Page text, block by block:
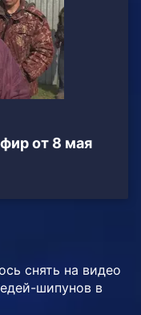
от 8 мая
снять на видео
шипунов в